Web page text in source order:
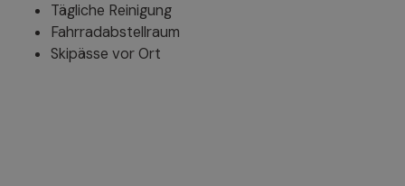
Tägliche Reinigung
Fahrradabstellraum
Skipässe vor Ort